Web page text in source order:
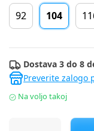
92 104
Dostava 3 do 8
Preverite zalogo
Na voljo takoj
S.Oliver pulover DR